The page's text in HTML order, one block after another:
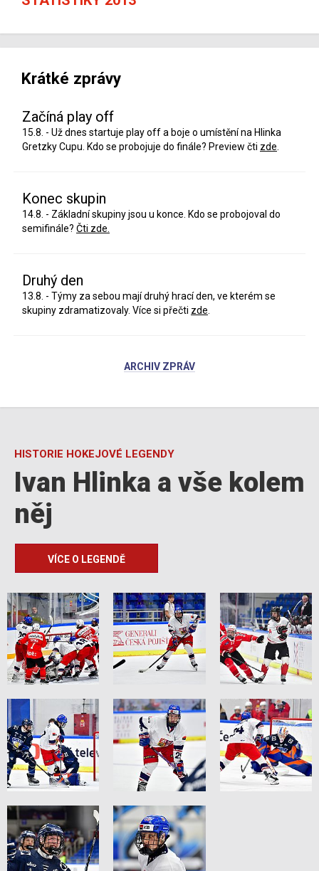
Krátké zprávy
Začíná play off
15.8. - Už dnes startuje play off a boje o umístění na Hlinka
Gretzky Cupu. Kdo se probojuje do finále? Preview čti zde
Konec skupin
14.8. - Základní skupiny jsou u konce. Kdo se probojoval do
semifinále? Čti zde.
Druhý den
13.8. - Týmy za sebou mají druhý hrací den, ve kterém se
skupiny zdramatizovaly. Více si přečti zde
ARCHIV ZPRÁV
HISTORIE HOKEJOVÉ LEGENDY
Ivan Hlinka a vše kolem
něj
VÍCE O LEGENDĚ